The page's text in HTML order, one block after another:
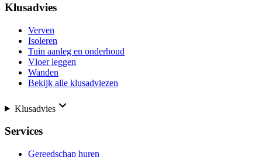
Klusadvies
Verven
Isoleren
Tuin aanleg en onderhoud
Vloer leggen
Wanden
Bekijk alle klusadviezen
Klusadvies
Services
Gereedschap huren